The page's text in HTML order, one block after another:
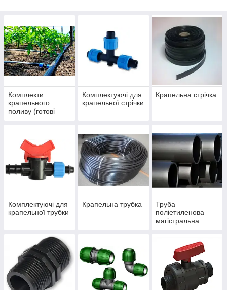
Комплекти
крапельного
поливу (готові
Комплектуючі для
крапельної стрічки
Крапельна стрічка
Комплектуючі для
крапельної трубки
Крапельна трубка
Труба
поліетиленова
магістральна